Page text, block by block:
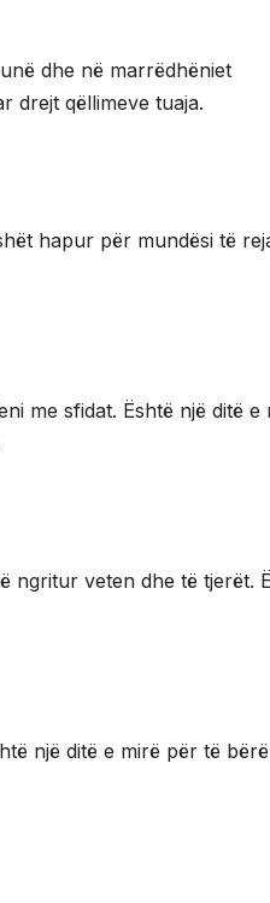
dhe në marrëdhëniet
drejt qëllimeve tuaja.
hapur për mundësi të
me sfidat. Është një ditë e
ngritur veten dhe të tjerët.
një ditë e mirë për të bërë